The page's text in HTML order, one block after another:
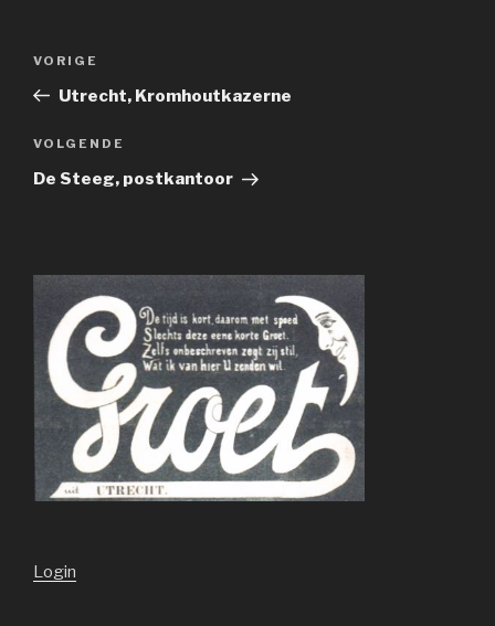
Vorig
bericht
VORIGE
Utrecht, Kromhoutkazerne
Volgend
bericht
VOLGENDE
De Steeg, postkantoor
Login